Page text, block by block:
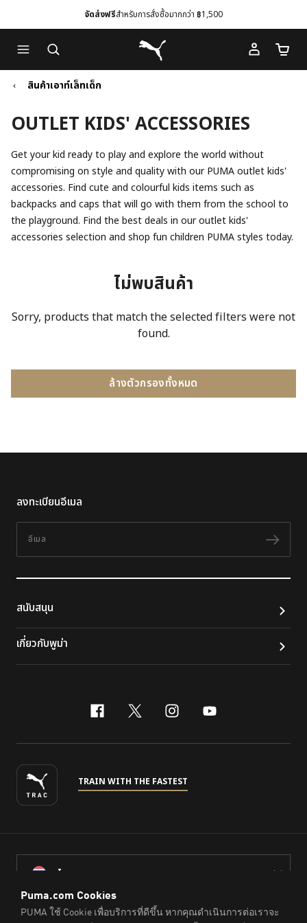
to
Main
content
to
Footer
Content
จัดส่งฟรีสำหรับการสั่งซื้อมากกว่า ฿1,500
Puma โฮม
จำนว
สินค้าเอาท์เล็ทเด็ก
OUTLET KIDS' ACCESSORIES
Get your kid ready to play and explore the world without
compromising on style and quality with our PUMA outlet kids'
accessories. Find cute and colourful kids items such as
backpacks and caps that will go with them from the school to
the playground. Find the best deals in our outlet kids'
accessories selection and shop fun children PUMA styles today.
ไม่พบสินค้า
Sorry, products that match the selected filters were not
found.
ล้างตัวกรองทั้งหมด
ลงทะเบียนอีเมล
ติดต
สนับสนุน
เกี่ยวกับพูม่า
facebook
x-twitter
instagram
youtube
TRAIN WITH THE FASTEST
ไทย
© PUMA Sports (Thailand) Co., Ltd.,2026. All Rights Reserved.